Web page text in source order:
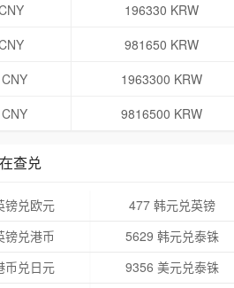
196330 KRW
981650 KRW
1963300 KRW
9816500 KRW
查兑
镑兑欧元 477 韩元兑英镑
镑兑港币
5629 韩元兑泰铢
币兑日元
9356 美元兑泰铢